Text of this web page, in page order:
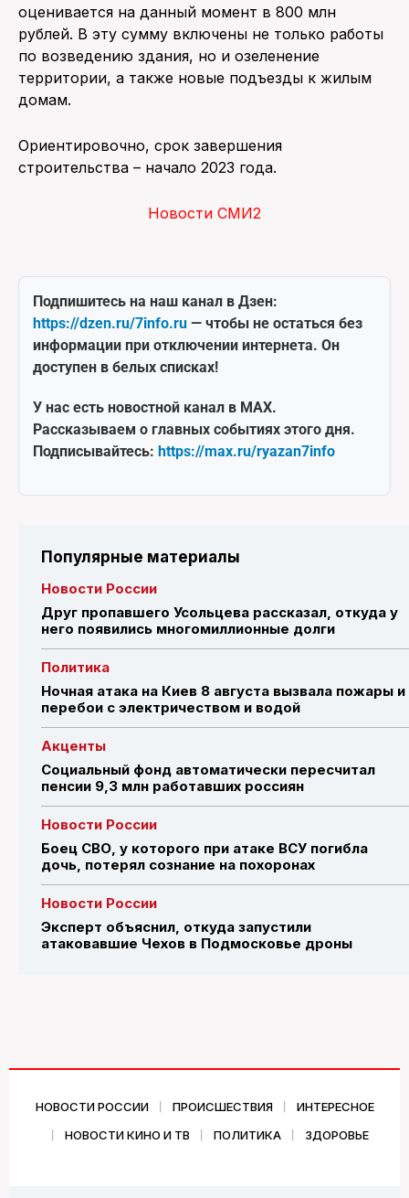
оценивается на данный момент в 800 млн
рублей. В эту сумму включены не только работы
по возведению здания, но и озеленение
территории, а также новые подъезды к жилым
домам.
Ориентировочно, срок завершения
строительства – начало 2023 года.
Новости СМИ2
Подпишитесь на наш канал в Дзен:
https://dzen.ru/7info.ru — чтобы не остаться без
информации при отключении интернета. Он
доступен в белых списках!
У нас есть новостной канал в MAX.
Рассказываем о главных событиях этого дня.
Подписывайтесь: https://max.ru/ryazan7info
Популярные материалы
Новости России
Друг пропавшего Усольцева рассказал, откуда у
него появились многомиллионные долги
Политика
Ночная атака на Киев 8 августа вызвала пожары и
перебои с электричеством и водой
Акценты
Социальный фонд автоматически пересчитал
пенсии 9,3 млн работавших россиян
Новости России
Боец СВО, у которого при атаке ВСУ погибла
дочь, потерял сознание на похоронах
Новости России
Эксперт объяснил, откуда запустили
атаковавшие Чехов в Подмосковье дроны
НОВОСТИ РОССИИ ПРОИСШЕСТВИЯ
ИНТЕРЕСНОЕ
НОВОСТИ КИНО И ТВ
ПОЛИТИКА ЗДОРОВЬЕ